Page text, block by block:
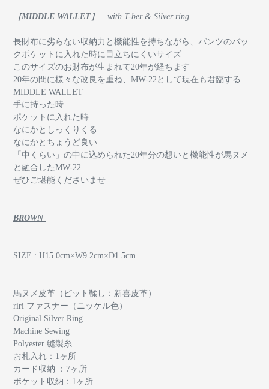
［MIDDLE WALLET］ with T-ber & Silver ring
長財布に劣らない収納力と機能性を持ちながら、パンツのバッ
クポケットに入れた時に目立ちにくいサイズ
このサイズのお財布が生まれて20年が経ちます
20年の間に様々な改良を重ね、MW-22として現在も君臨する
MIDDLE WALLET
手に持った時
ポケットに入れた時
なにかとしっくりくる
なにかとちょうど良い
「中くらい」の中に込められた20年分の想いと機能性が馬ヌメ
と融合したMW-22
ぜひご堪能くださいませ
BROWN
SIZE : H15.0cm×W9.2cm×D1.5cm
馬ヌメ皮革（ピット鞣し：新喜皮革）
riri ファスナー（ニッケル色）
Original Silver Ring
Machine Sewing
Polyester 縫製糸
お札入れ：1ヶ所
カード収納 ：7ヶ所
ポケット収納：1ヶ所